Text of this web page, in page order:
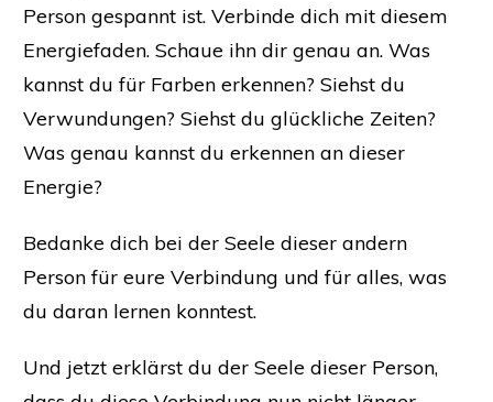
Person gespannt ist. Verbinde dich mit diesem
Energiefaden. Schaue ihn dir genau an. Was
kannst du für Farben erkennen? Siehst du
Verwundungen? Siehst du glückliche Zeiten?
Was genau kannst du erkennen an dieser
Energie?
Bedanke dich bei der Seele dieser andern
Person für eure Verbindung und für alles, was
du daran lernen konntest.
Und jetzt erklärst du der Seele dieser Person,